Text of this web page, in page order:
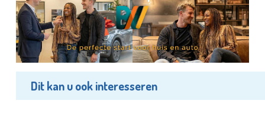
Dit kan u ook interesseren